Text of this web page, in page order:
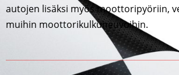
autojen lisäksi myös moottoripyöriin,
muihin moottorikulkuneuvoihin.